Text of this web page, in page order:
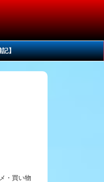
記】
・買い物